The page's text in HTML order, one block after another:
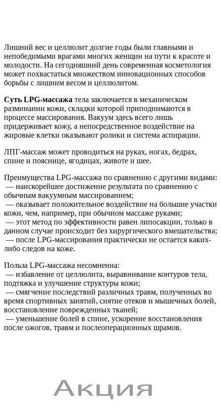
Лишний вес и целлюлит долгие годы были главными и
непобедимыми врагами многих женщин на пути к красоте и
молодости. На сегодняшний день современная косметология
может похвастаться множеством инновационных способов
борьбы с лишним весом и целлюлитом.
Суть LPG-массажа тела заключается в механическом
разминании кожи, складки которой приподнимаются в
процессе массирования. Вакуум здесь всего лишь
придерживает кожу, а непосредственное воздействие на
жировые клетки оказывают ролики и система аспирации.
ЛПГ-массаж может проводиться на руках, ногах, бедрах,
спине и пояснице, ягодицах, животе и шее.
Преимущества LPG-массажа по сравнению с другими видами:
— наискорейшее достижение результата по сравнению с
обычным вакуумным массированием;
— оказывает положительное воздействие на большие участки
кожи, чем, например, при обычном массаже руками;
— этот метод по эффективности равен липосакции, только в
данном случае происходит без хирургического вмешательства;
— после LPG-массирования практически не остается каких-
либо следов на коже.
Польза LPG-массажа несомненна:
— избавление от целлюлита, выравнивание контуров тела,
подтяжка и улучшение структуры кожи;
— смягчение последствий различных травм, полученных во
время спортивных занятий, снятие отеков и мышечных болей,
восстановление поврежденных тканей;
— уменьшение болей в спине, ускорение восстановления
после ожогов, травм и послеоперационных шрамов.